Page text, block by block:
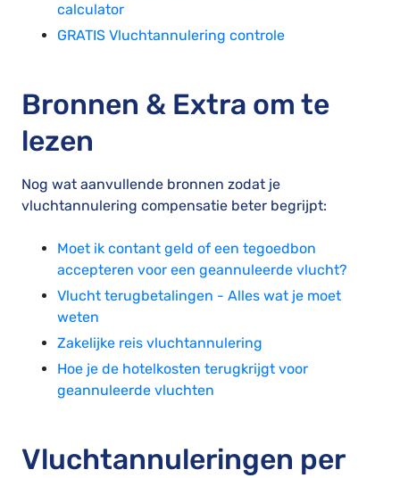
calculator
GRATIS Vluchtannulering controle
Bronnen & Extra om te
lezen
Nog wat aanvullende bronnen zodat je
vluchtannulering compensatie beter begrijpt:
Moet ik contant geld of een tegoedbon
accepteren voor een geannuleerde vlucht?
Vlucht terugbetalingen - Alles wat je moet
weten
Zakelijke reis vluchtannulering
Hoe je de hotelkosten terugkrijgt voor
geannuleerde vluchten
Vluchtannuleringen per